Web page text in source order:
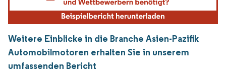
Weitere Einblicke in die Branche Asien-Pazifik
Automobilmotoren erhalten Sie in unserem
umfassenden Bericht